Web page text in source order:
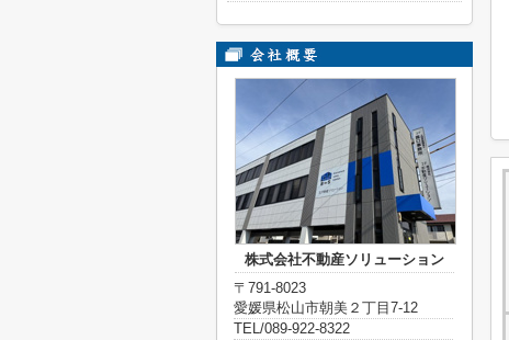
株式会社不動産ソリューション
〒791-8023
愛媛県松山市朝美２丁目7-12
TEL/089-922-8322